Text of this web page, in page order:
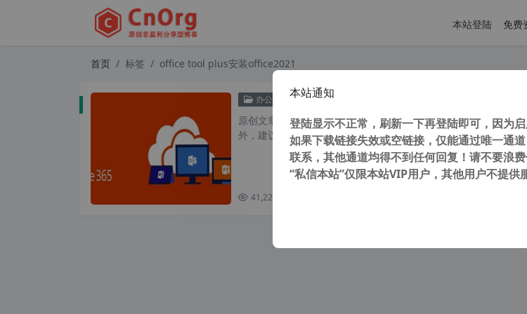
本站登陆 免费
首页 标签 office tool plus安装office2021
办公网络 WIN7 安装 Microsoft Office2021 或 Office
原创文章，转载请注明： 转载自 cnorg.12hp.de 注意： 由于网站
外，建议避开晚上的访问高...
41,220 次浏览
本站通知
登陆显示不正常，刷新一下再登陆即可，因为启
如果下载链接失效或空链接，仅能通过唯一通
联系，其他通道均得不到任何回复！请不要浪
“私信本站”仅限本站VIP用户，其他用户不提供